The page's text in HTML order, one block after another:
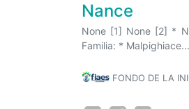
Nance
None [1] None [2] *
Familia: * Malpighiace...
FONDO DE LA